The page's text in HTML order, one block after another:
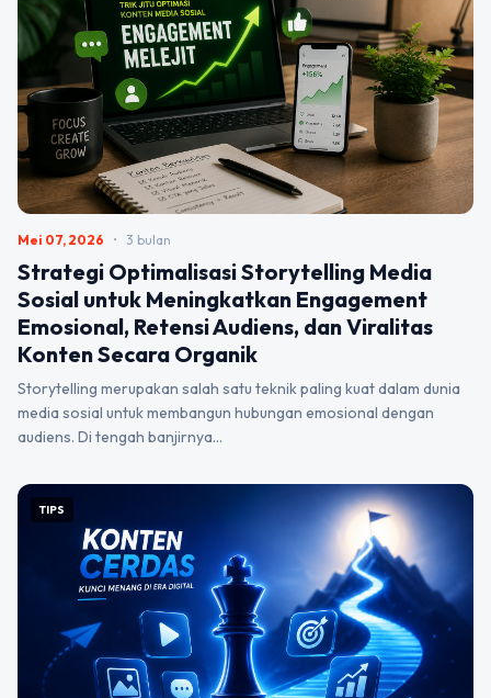
Mei 07, 2026 • 3 bulan
Strategi Optimalisasi Storytelling Media
Sosial untuk Meningkatkan Engagement
Emosional, Retensi Audiens, dan Viralitas
Konten Secara Organik
Storytelling merupakan salah satu teknik paling kuat dalam dunia
media sosial untuk membangun hubungan emosional dengan
audiens. Di tengah banjirnya…
TIPS